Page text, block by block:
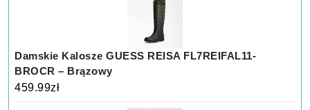
Damskie Kalosze GUESS REISA FL7REIFAL11-
BROCR – Brązowy
459.99zł